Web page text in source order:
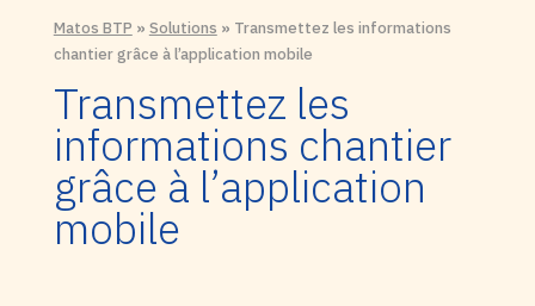
Matos BTP » Solutions » Transmettez les informations
chantier grâce à l’application mobile
Transmettez les
informations chantier
grâce à l’application
mobile